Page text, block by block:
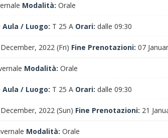
Modalità: Orale
Aula / Luogo: T 25 A Orari: dalle 09:30
2022 (Fri) Fine Prenotazioni: 07
Modalità: Orale
Aula / Luogo: T 25 A Orari: dalle 09:30
2022 (Sun) Fine Prenotazioni: 21
Modalità: Orale